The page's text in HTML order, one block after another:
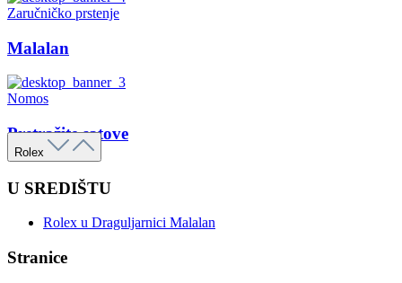
Zaručničko prstenje
Malalan
Nomos
Pretražite satove
Rolex
U SREDIŠTU
Rolex u Draguljarnici Malalan
Stranice